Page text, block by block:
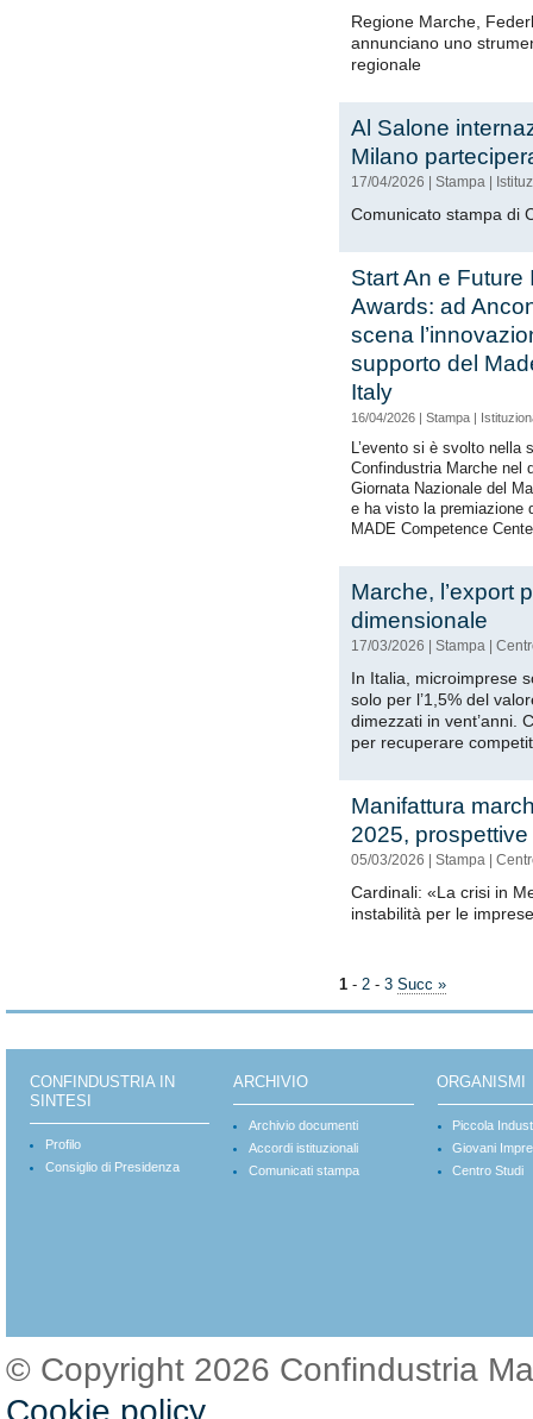
Regione Marche,
annunciano uno
regionale
Al Salone
Milano
17/04/2026 | Stampa |
Comunicato stampa di
Start An e Future
Awards: ad
scena
supporto del
Italy
16/04/2026 | Stampa |
L’evento si è svolto nella
Confindustria Marche nel
Giornata Nazionale del
e ha visto la premiazione
MADE Competence
Marche, l’export
dimensionale
17/03/2026 Stampa
In Italia, microimprese
solo per l’1,5% del
dimezzati in vent’anni.
per recuperare
Manifattura
2025,
05/03/2026 Stampa
Cardinali: «La crisi in
instabilità per le
1 - 2 - 3 Succ »
CONFINDUSTRIA IN
SINTESI
Profilo
Consiglio di Presidenza
ARCHIVIO
Archivio documenti
Accordi istituzionali
Comunicati stampa
ORGANISMI
Piccola
Giovani
Centro Studi
© Copyright 2026 Confindustria
Cookie policy